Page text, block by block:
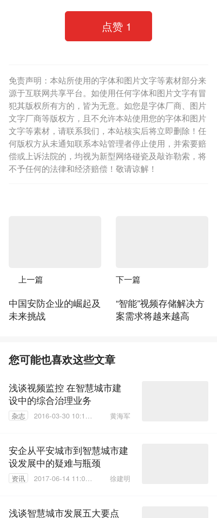
点赞 1
免责声明：本站所使用的字体和图片文字等素材部分来
源于互联网共享平台。如使用任何字体和图片文字有冒
犯其版权所有方的，皆为无意。如您是字体厂商、图片
文字厂商等版权方，且不允许本站使用您的字体和图片
文字等素材，请联系我们，本站核实后将立即删除！任
何版权方从未通知联系本站管理者停止使用，并索要赔
偿或上诉法院的，均视为新型网络碰瓷及敲诈勒索，将
不予任何的法律和经济赔偿！敬请谅解！
上一篇
中国安防企业的崛起及
未来挑战
下一篇
“智能”视频存储解决方
案需求将越来越高
您可能也喜欢这些文章
浅谈视频监控 在智慧城市建
设中的综合治理业务
杂志
2016-03-30 10:19:
黄海军
安企从平安城市到智慧城市建
设发展中的疑难与瓶颈
资讯
2017-06-14 11:05:
徐建明
浅谈智慧城市发展五大要点